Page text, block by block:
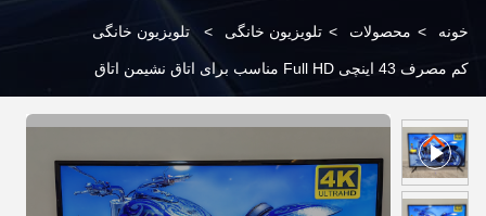
خونه > محصولات > تلویزیون خانگی > تلویزیون خانگی
کم مصرف 43 اینچی Full HD مناسب برای اتاق نشیمن اتاق